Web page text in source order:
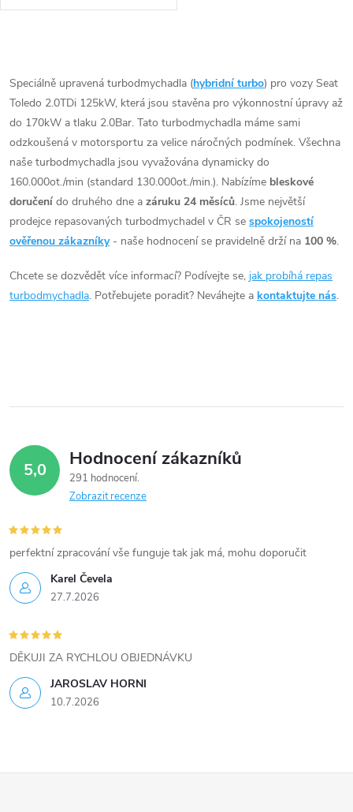
turbodmychadlo Garrett
pasuje turbodmychadlo bez
jakýchkoli úprav nebo zásahů
v
l
á
d
a
c
í
p
k
v
ý
p
i
s
u
Speciálně upravená turbodmychadla (hybridní turbo) pro vozy Seat
Toledo 2.0TDi 125kW, která jsou stavěna pro výkonnostní úpravy až
do 170kW a tlaku 2.0Bar. Tato turbodmychadla máme sami
odzkoušená v motorsportu za velice náročných podmínek. Všechna
naše turbodmychadla jsou vyvažována dynamicky do
160.000ot./min (standard 130.000ot./min.). Nabízíme bleskové
doručení do druhého dne a záruku 24 měsíců. Jsme největší
prodejce repasovaných turbodmychadel v ČR se spokojeností
ověřenou zákazníky- naše hodnocení se pravidelně drží na 100 %.
Chcete se dozvědět více informací? Podívejte se, jak probíhá repas
turbodmychadla. Potřebujete poradit? Neváhejte a kontaktujte nás.
5,0 Hodnocení zákazníků
291 hodnocení
Zobrazit recenze
Karel Čevela
27.7.2026
perfektní zpracování vše funguje tak jak má, mohu doporučit
JAROSLAV HORNI
10.7.2026
DĚKUJI ZA RYCHLOU OBJEDNÁVKU